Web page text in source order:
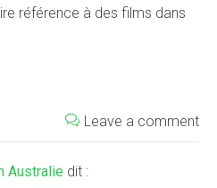
référence à des films dans
Leave a comment
Australie dit :